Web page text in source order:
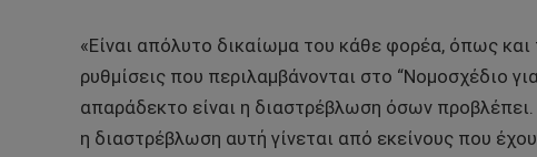
«Είναι απόλυτο δικαίωμα του κάθε φορέα, όπως και
ρυθμίσεις που περιλαμβάνονται στο “Νομοσχέδιο
απαράδεκτο είναι η διαστρέβλωση όσων
η διαστρέβλωση αυτή γίνεται από εκείνους που